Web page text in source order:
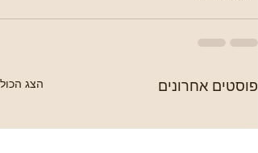
פוסטים אחרונים הצג הכול